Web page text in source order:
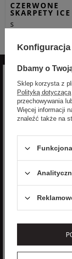
CZERWONE
SKARPETY
S
Konfiguracja
Dbamy o
Sklep korzysta z
Polityką
przechowywania
Więcej informacji
znaleźć także na